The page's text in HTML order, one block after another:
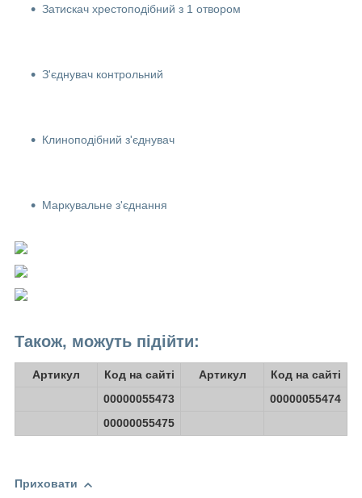
Затискач хрестоподібний з 1 отвором
З'єднувач контрольний
Клиноподібний з'єднувач
Маркувальне з'єднання
Також, можуть підійти:
Артикул Код на сайті Артикул
Код на сайті
00000055473
00000055474
00000055475
Приховати